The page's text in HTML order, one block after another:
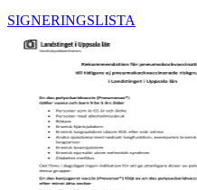
SIGNERINGSLISTA